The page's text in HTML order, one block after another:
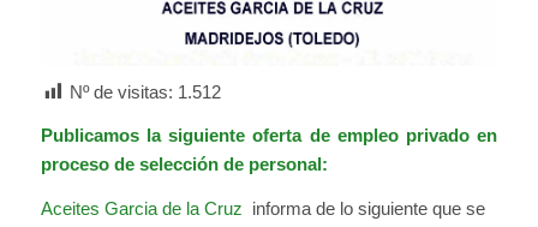
Nº de visitas: 1.512
Publicamos la siguiente oferta de empleo privado en
proceso de selección de personal:
Aceites Garcia de la Cruz informa de lo siguiente que se